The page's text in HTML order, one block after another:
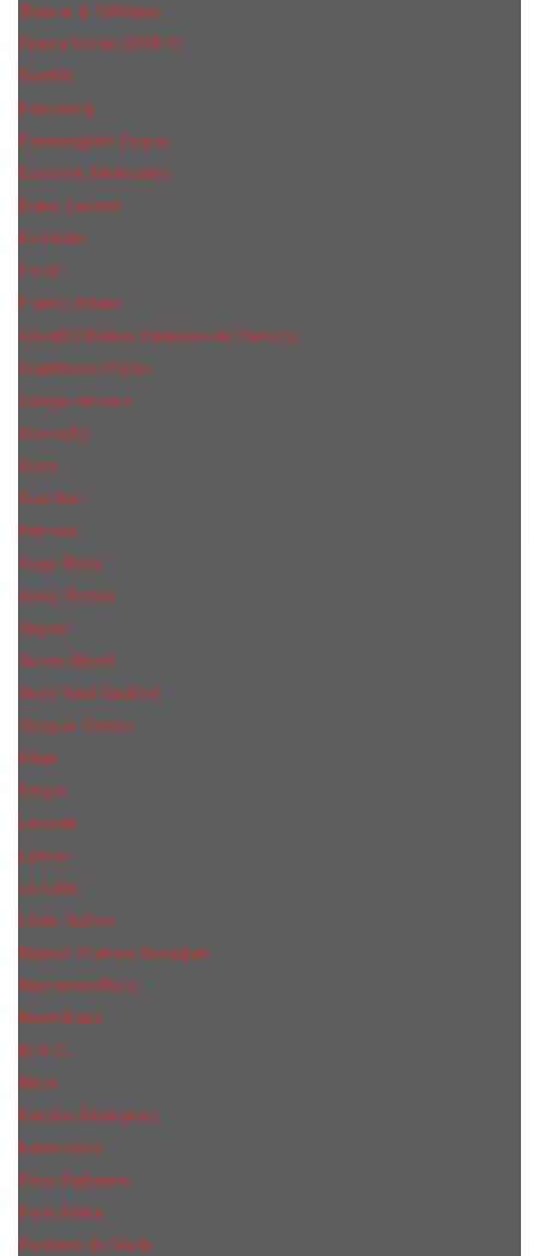
Дольче & Габбана
Donna Karan (DKNY)
Dunhill
Eisenberg
Ermenegildo Zegna
Escentric Molecules
Еsteе Lаudеr
Ex Nihilo
Fendi
Franck Olivier
Gerald Ghislain Histoires de Parfums
Gianfranco Ferre
Giorgio Armani
Givenchy
Gucci
Guerlain
Hermes
Hugo Boss
Issey Miyake
Jaguar
James Bond
Jean Paul Gaultier
Joaquin Сortes
Kilian
Kenzo
Lacoste
Lanvin
Le Labo
Louis Vuitton
Maison Francis Kurkdjian
Mercedes-Benz
Mont Blanc
M.А.C.
Mexx
Narciso Rodriguez
Nasomatto
Paco Rabanne
Paris Hilton
Parfums de Marly